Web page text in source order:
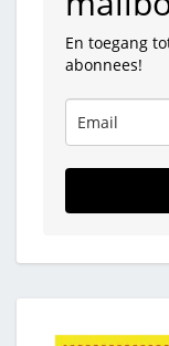
En toegang
abonnees!